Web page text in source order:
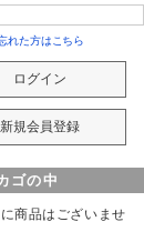
れた方はこちら
ゴの中
商品はございませ